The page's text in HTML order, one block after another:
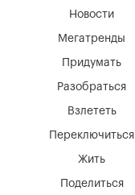
Мегатренды
Придумать
Разобраться
Взлететь
Новости
Переключиться
Жить
Поделиться